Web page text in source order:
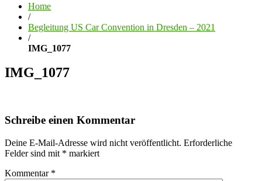
Home
/
Begleitung US Car Convention in Dresden – 2021
/
IMG_1077
IMG_1077
Schreibe einen Kommentar
Deine E-Mail-Adresse wird nicht veröffentlicht. Erforderliche
Felder sind mit * markiert
Kommentar *